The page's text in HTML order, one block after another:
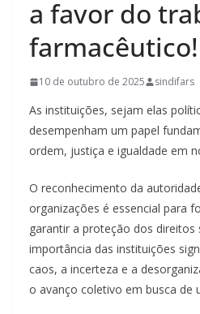
a favor do
farmacêutico!
10 de outubro de 2025 sindifars
As instituições, sejam elas
desempenham um papel
ordem, justiça e igualdade em
O reconhecimento da
organizações é essencial para
garantir a proteção dos direitos
importância das instituições
caos, a incerteza e a
o avanço coletivo em busca de